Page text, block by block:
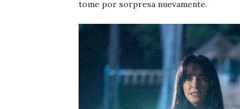
tome por sorpresa nuevamente.